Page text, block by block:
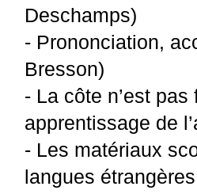
Deschamps)
- Prononciation,
Bresson)
- La côte n’est
apprentissage de
- Les matériaux
langues